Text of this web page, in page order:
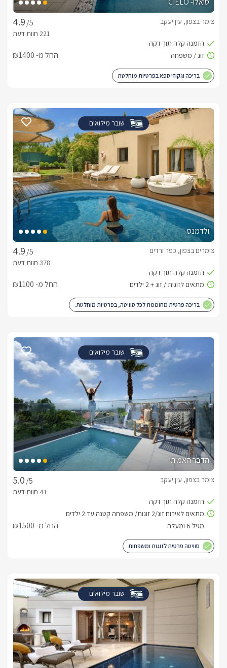
/5
צימר בצפון, עין יעקב
החל מ- ₪1400
בריכה וגקוזי ספא בפרטיות מוחלטת
שובר מילואים
ולדמנס
/5
צימרים בצפון, כפר ורדים
החל מ- ₪1100
בריכה פרטית מחוממת לכל סוויטה, בפרטיות מוחלטת.
שובר מילואים
הדבר האמיתי
/5
צימר בצפון, עין יעקב
החל מ- ₪1500
סוויטה פרטית לזוגות ומשפחות
שובר מילואים